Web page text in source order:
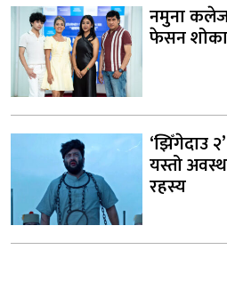
नमुना
फेसन
‘झिँगेदाउ
यस्तो
रहस्य